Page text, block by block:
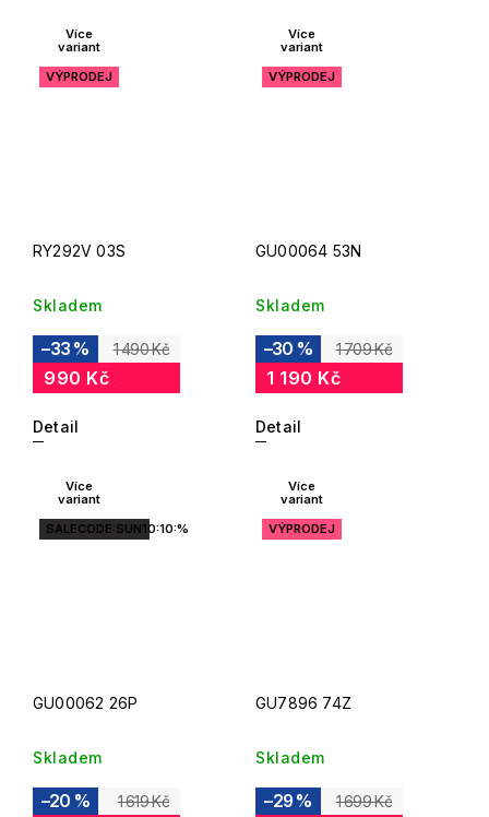
Více
variant
VÝPRODEJ
RY292V 03S
Skladem
1 490 Kč
–33 %
990 Kč
Detail
Více
variant
VÝPRODEJ
GU00064 53N
Skladem
1 709 Kč
–30 %
1 190 Kč
Detail
Více
variant
SALECODE:SUN10:10:%
GU00062 26P
Skladem
1 619 Kč
–20 %
Více
variant
VÝPRODEJ
GU7896 74Z
Skladem
1 699 Kč
–29 %